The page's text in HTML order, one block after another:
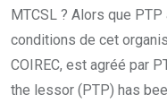
MTCSL ? Alors que
conditions de cet
COIREC, est agréé par
the lessor (PTP) has